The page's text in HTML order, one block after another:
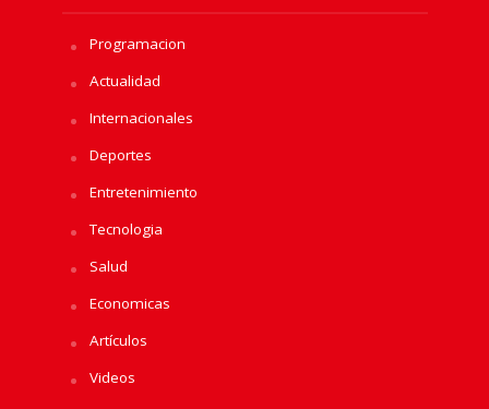
Programacion
Actualidad
Internacionales
Deportes
Entretenimiento
Tecnologia
Salud
Economicas
Artículos
Videos